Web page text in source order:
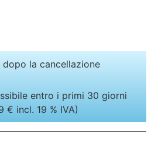
la cancellazione
entro i primi 30 giorni
€ incl. 19 % IVA)